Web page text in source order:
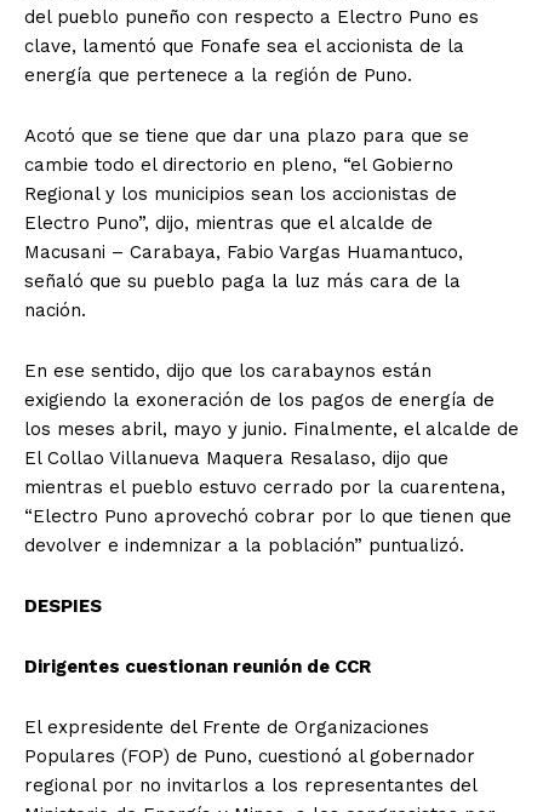
del pueblo puneño con respecto a Electro Puno es
clave, lamentó que Fonafe sea el accionista de la
energía que pertenece a la región de Puno.
Acotó que se tiene que dar una plazo para que se
cambie todo el directorio en pleno, “el Gobierno
Regional y los municipios sean los accionistas de
Electro Puno”, dijo, mientras que el alcalde de
Macusani – Carabaya, Fabio Vargas Huamantuco,
señaló que su pueblo paga la luz más cara de la
nación.
En ese sentido, dijo que los carabaynos están
exigiendo la exoneración de los pagos de energía de
los meses abril, mayo y junio. Finalmente, el alcalde de
El Collao Villanueva Maquera Resalaso, dijo que
mientras el pueblo estuvo cerrado por la cuarentena,
“Electro Puno aprovechó cobrar por lo que tienen que
devolver e indemnizar a la población” puntualizó.
DESPIES
Dirigentes cuestionan reunión de CCR
El expresidente del Frente de Organizaciones
Populares (FOP) de Puno, cuestionó al gobernador
regional por no invitarlos a los representantes del